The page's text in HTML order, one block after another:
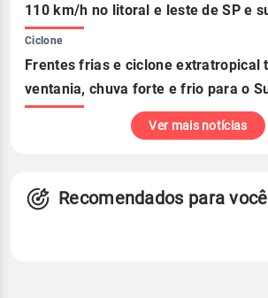
110 km/h no litoral e leste de SP e
Ciclone
Frentes frias e ciclone extratropical
ventania, chuva forte e frio para o
Ver mais notícias
Recomendados para você